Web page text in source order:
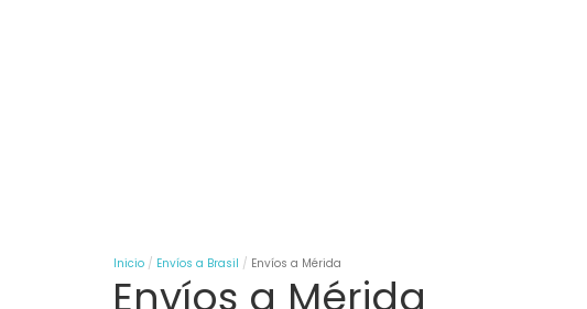
Inicio Envíos a Brasil Envíos a Mérida
Envíos a Mérida